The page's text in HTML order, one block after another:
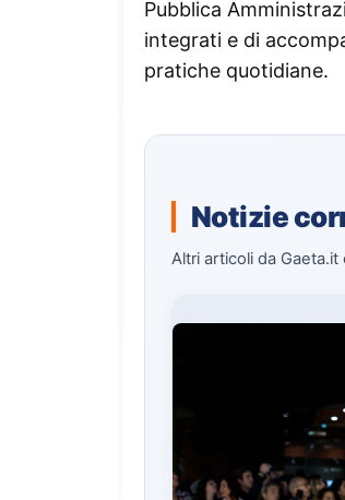
Pubblica
integrati e di
pratiche quotidiane.
Notizie
Altri articoli da